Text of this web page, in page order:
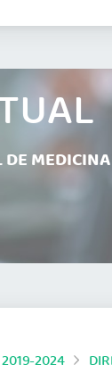
DE MEDICINA
2019-2024